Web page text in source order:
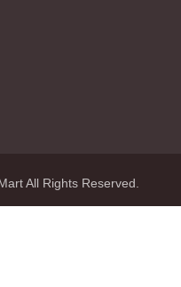
All Rights Reserved.